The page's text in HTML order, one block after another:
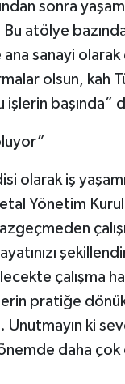
sonra
atölye
sanayi olarak
olsun, kah
işlerin başında”
olarak iş
Yönetim
çalışma
pratiğe
Unutmayın ki
daha